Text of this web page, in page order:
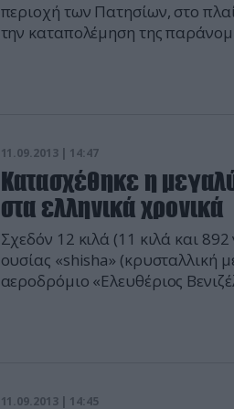
περιοχή των Πατησίων, στο
την καταπολέμηση της
11.09.2013 | 14:47
Κατασχέθηκε η
στα ελληνικά χρονικά
Σχεδόν 12 κιλά (11 κιλά και
ουσίας «shisha» (κρυσταλλική
αεροδρόμιο «Ελευθέριος
11.09.2013 | 14:45